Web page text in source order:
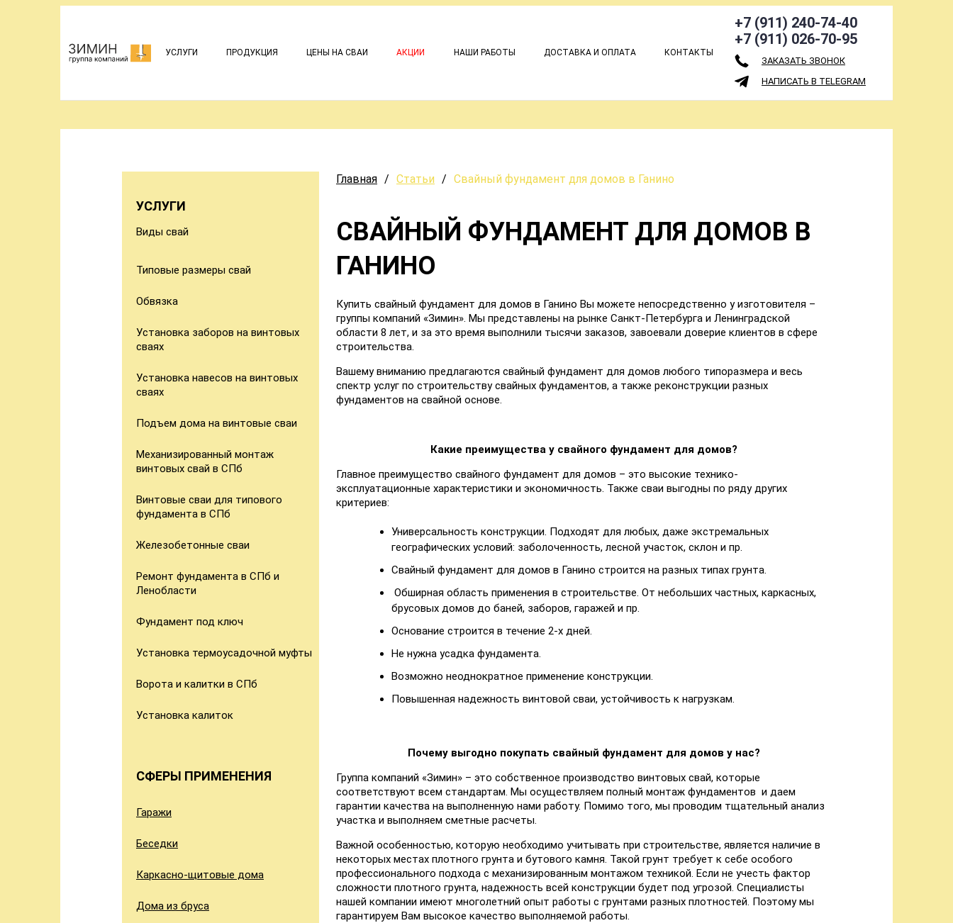
УСЛУГИ ПРОДУКЦИЯ ЦЕНЫ НА СВАИ АКЦИИ НАШИ РАБОТЫ ДОСТАВКА И ОПЛАТА КОНТАКТЫ
+7 (911) 240-74-40
+7 (911) 026-70-95
ЗАКАЗАТЬ ЗВОНОК
НАПИСАТЬ В TELEGRAM
УСЛУГИ
Виды свай
Типовые размеры свай
Обвязка
Установка заборов на винтовых
сваях
Установка навесов на винтовых
сваях
Подъем дома на винтовые сваи
Механизированный монтаж
винтовых свай в СПб
Винтовые сваи для типового
фундамента в СПб
Железобетонные сваи
Ремонт фундамента в СПб и
Ленобласти
Фундамент под ключ
Установка термоусадочной муфты
Ворота и калитки в СПб
Установка калиток
СФЕРЫ ПРИМЕНЕНИЯ
Гаражи
Беседки
Каркасно-щитовые дома
Дома из бруса
Главная / Статьи / Свайный фундамент для домов в Ганино
СВАЙНЫЙ ФУНДАМЕНТ ДЛЯ ДОМОВ В
ГАНИНО
Купить свайный фундамент для домов в Ганино Вы можете непосредственно у изготовителя –
группы компаний «Зимин». Мы представлены на рынке Санкт-Петербурга и Ленинградской
области 8 лет, и за это время выполнили тысячи заказов, завоевали доверие клиентов в сфере
строительства.
Вашему вниманию предлагаются свайный фундамент для домов любого типоразмера и весь
спектр услуг по строительству свайных фундаментов, а также реконструкции разных
фундаментов на свайной основе.
Какие преимущества у свайного фундамент для домов?
Главное преимущество свайного фундамент для домов – это высокие технико-
эксплуатационные характеристики и экономичность. Также сваи выгодны по ряду других
критериев:
Универсальность конструкции. Подходят для любых, даже экстремальных
географических условий: заболоченность, лесной участок, склон и пр.
Свайный фундамент для домов в Ганино строится на разных типах грунта.
Обширная область применения в строительстве. От небольших частных, каркасных,
брусовых домов до баней, заборов, гаражей и пр.
Основание строится в течение 2-х дней.
Не нужна усадка фундамента.
Возможно неоднократное применение конструкции.
Повышенная надежность винтовой сваи, устойчивость к нагрузкам.
Почему выгодно покупать cвайный фундамент для домов у нас?
Группа компаний «Зимин» – это собственное производство винтовых свай, которые
соответствуют всем стандартам. Мы осуществляем полный монтаж фундаментов и даем
гарантии качества на выполненную нами работу. Помимо того, мы проводим тщательный анализ
участка и выполняем сметные расчеты.
Важной особенностью, которую необходимо учитывать при строительстве, является наличие в
некоторых местах плотного грунта и бутового камня. Такой грунт требует к себе особого
профессионального подхода с механизированным монтажом техникой. Если не учесть фактор
сложности плотного грунта, надежность всей конструкции будет под угрозой. Специалисты
нашей компании имеют многолетний опыт работы с грунтами разных плотностей. Поэтому мы
гарантируем Вам высокое качество выполняемой работы.